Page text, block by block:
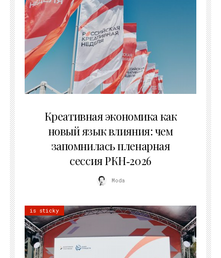
Креативная экономика как
новый язык влияния: чем
запомнилась пленарная
сессия РКН‑2026
Moda
is sticky